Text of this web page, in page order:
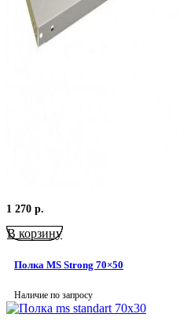
1 270 р.
В корзину
Полка MS Strong 70×50
Наличие по запросу